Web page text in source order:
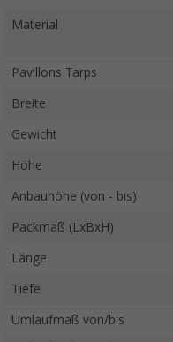
Material
Pavillons Tarps
Breite
Gewicht
Höhe
Anbauhöhe (von - bis)
Packmaß (LxBxH)
Länge
Tiefe
Umlaufmaß von/bis